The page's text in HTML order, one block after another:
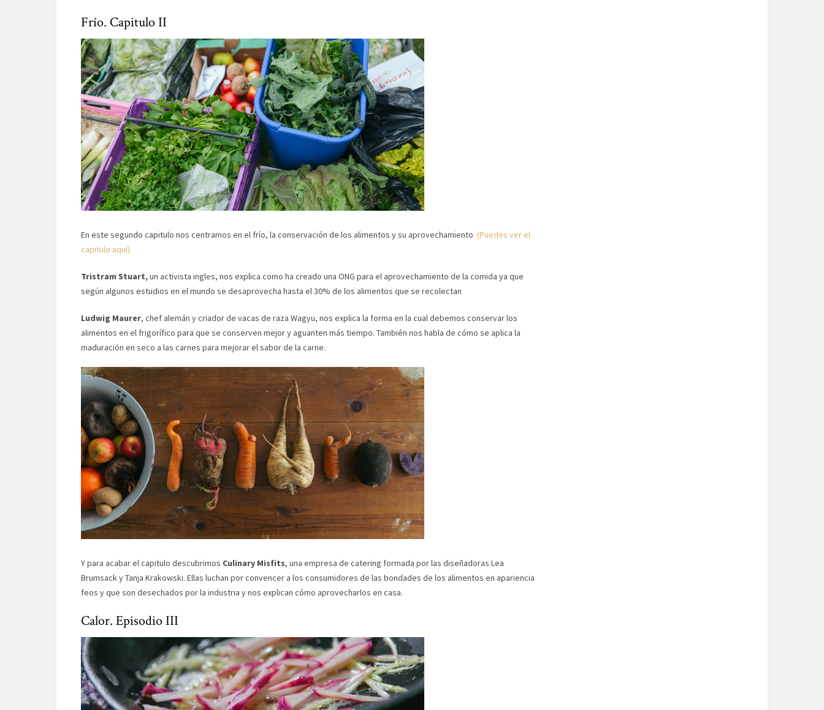
Frío. Capitulo II
En este segundo capitulo nos centramos en el frío, la conservación de los alimentos y su aprovechamiento (Puedes ver el
capitulo aquí)
Tristram Stuart,un activista ingles, nos explica como ha creado una ONG para el aprovechamiento de la comida ya que
según algunos estudios en el mundo se desaprovecha hasta el 30% de los alimentos que se recolectan
Ludwig Maurer, chef alemán y criador de vacas de raza Wagyu, nos explica la forma en la cual debemos conservar los
alimentos en el frigorífico para que se conserven mejor y aguanten más tiempo. También nos habla de cómo se aplica la
maduración en seco a las carnes para mejorar el sabor de la carne.
Y para acabar el capitulo descubrimos Culinary Misfits, una empresa de catering formada por las diseñadoras Lea
Brumsack y Tanja Krakowski. Ellas luchan por convencer a los consumidores de las bondades de los alimentos en apariencia
feos y que son desechados por la industria y nos explican cómo aprovecharlos en casa.
Calor. Episodio III